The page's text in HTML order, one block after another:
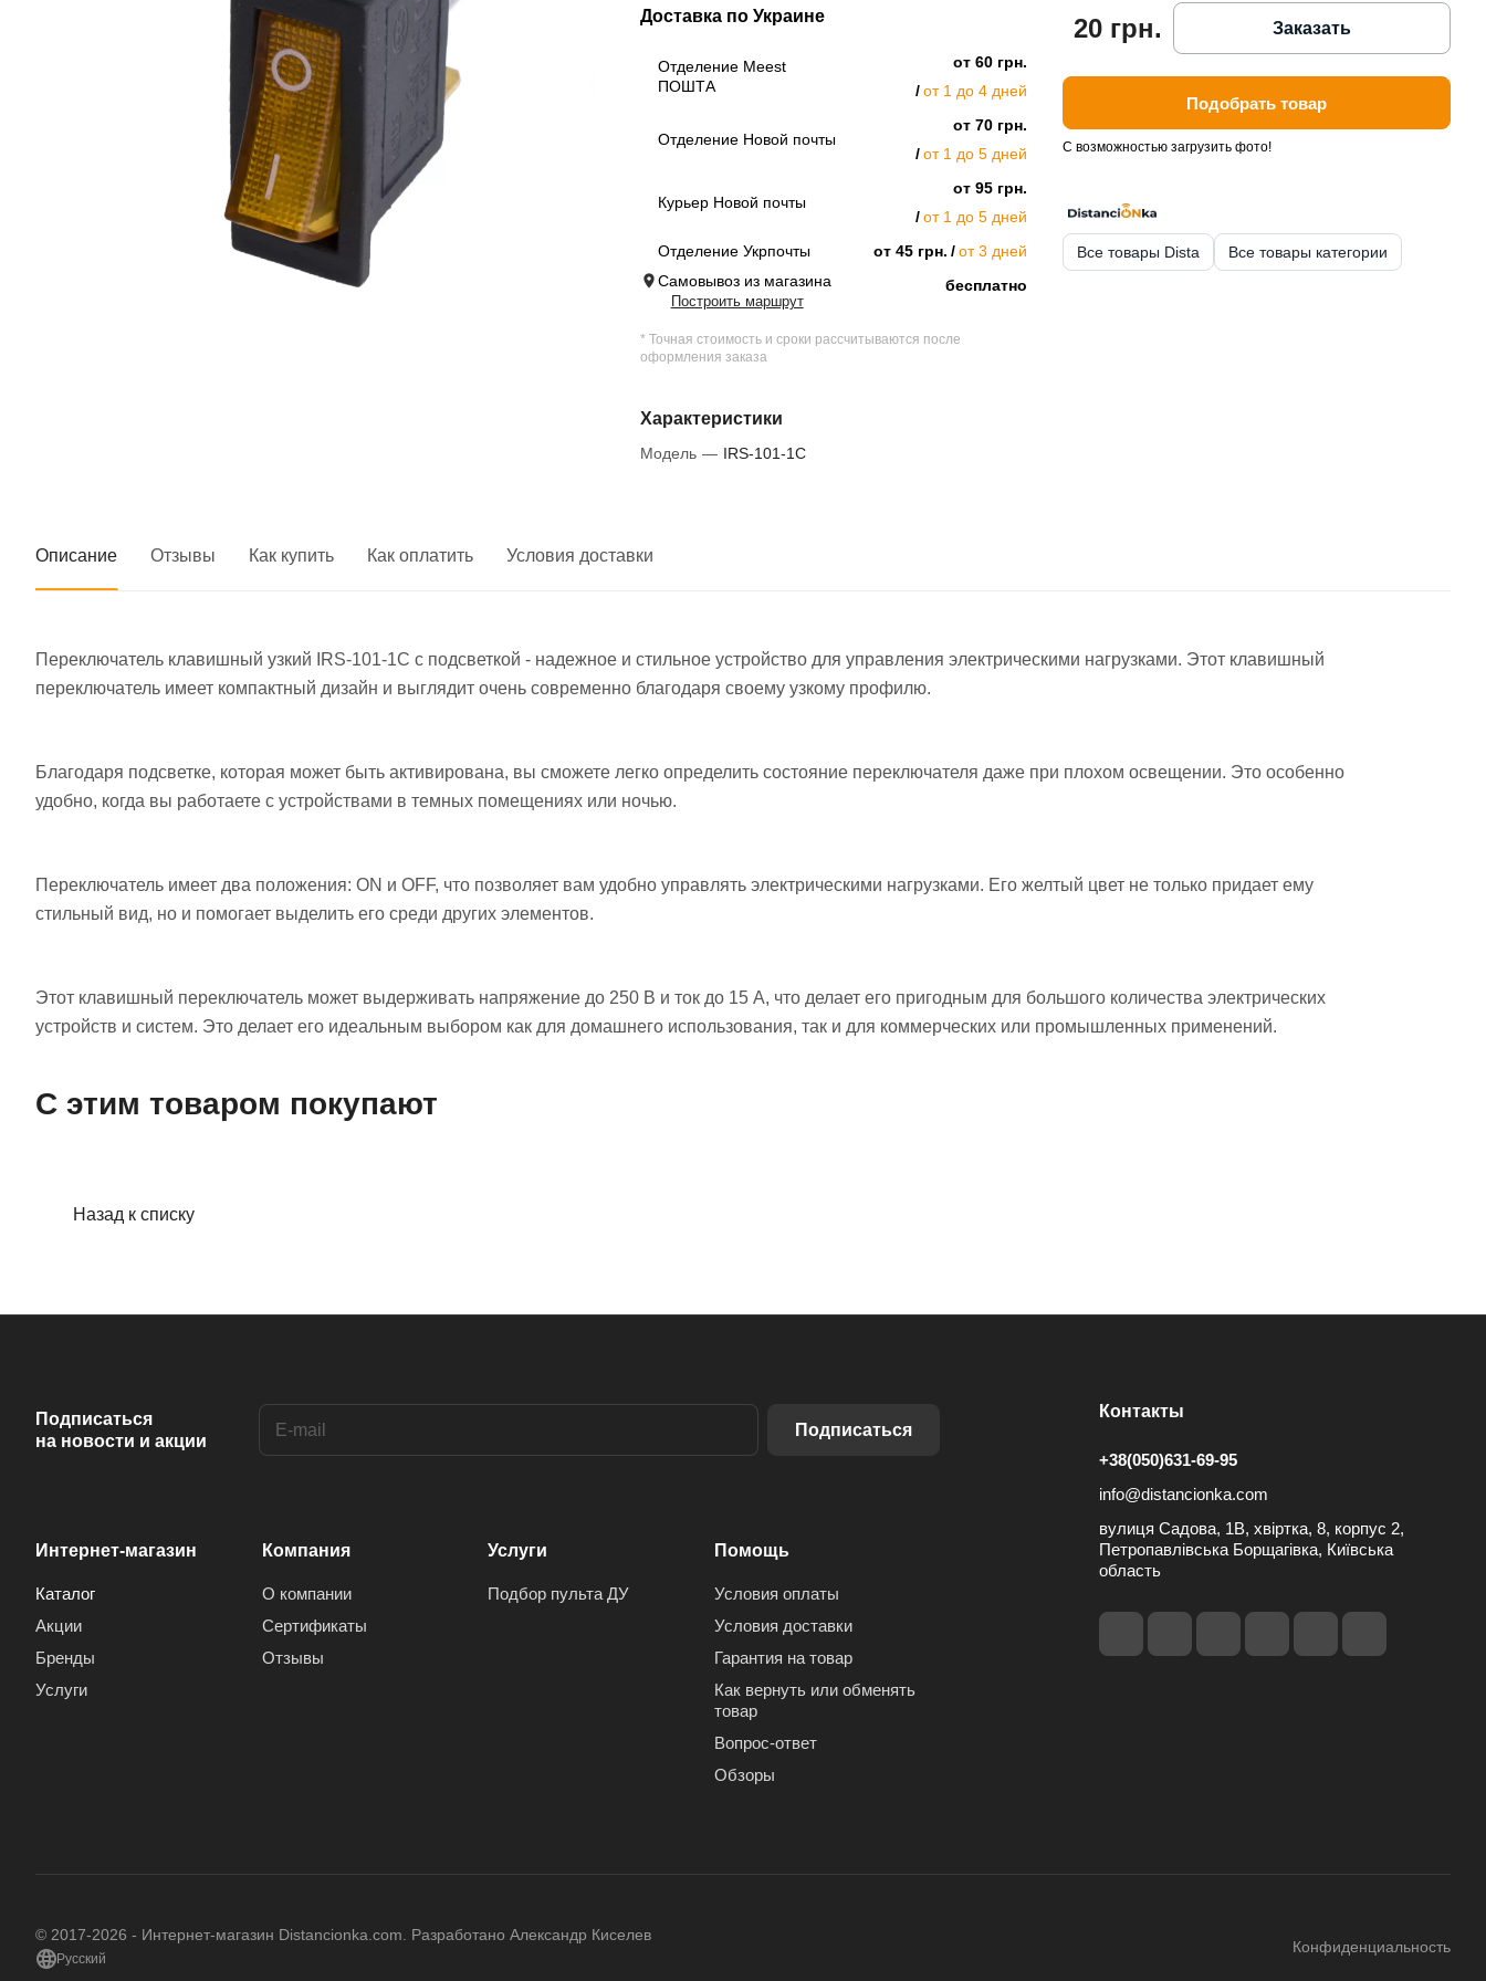
Доставка по Украине
Отделение Meest
ПОШТА
от 60 грн.
от 1 до 4 дней
Отделение Новой почты
от 70 грн.
от 1 до 5 дней
Курьер Новой почты
от 95 грн.
от 1 до 5 дней
Отделение Укрпочты
от 45 грн.
от 3 дней
Самовывоз из магазина
Построить маршрут
бесплатно
* Точная стоимость и сроки рассчитываются после
оформления заказа
Характеристики
Модель — IRS-101-1C
20 грн. Заказать
Подобрать товар
С возможностью загрузить фото!
Все товары Dista Все товары категории
Описание Отзывы Как купить Как оплатить Условия доставки
Переключатель клавишный узкий IRS-101-1C с подсветкой - надежное и стильное устройство для управления электрическими нагрузками. Этот клавишный
переключатель имеет компактный дизайн и выглядит очень современно благодаря своему узкому профилю.
Благодаря подсветке, которая может быть активирована, вы сможете легко определить состояние переключателя даже при плохом освещении. Это особенно
удобно, когда вы работаете с устройствами в темных помещениях или ночью.
Переключатель имеет два положения: ON и OFF, что позволяет вам удобно управлять электрическими нагрузками. Его желтый цвет не только придает ему
стильный вид, но и помогает выделить его среди других элементов.
Этот клавишный переключатель может выдерживать напряжение до 250 В и ток до 15 А, что делает его пригодным для большого количества электрических
устройств и систем. Это делает его идеальным выбором как для домашнего использования, так и для коммерческих или промышленных применений.
С этим товаром покупают
Назад к списку
Подписаться
на новости и акции
Подписаться
Интернет-магазин
Каталог
Акции
Бренды
Услуги
Компания
О компании
Сертификаты
Отзывы
Услуги
Подбор пульта ДУ
Помощь
Условия оплаты
Условия доставки
Гарантия на товар
Как вернуть или обменять
товар
Вопрос-ответ
Обзоры
Контакты
+38(050)631-69-95
info@distancionka.com
вулиця Садова, 1В, хвіртка, 8, корпус 2,
Петропавлівська Борщагівка, Київська
область
© 2017-2026 - Интернет-магазин Distancionka.com. Разработано Александр Киселев
Русский
Конфиденциальность